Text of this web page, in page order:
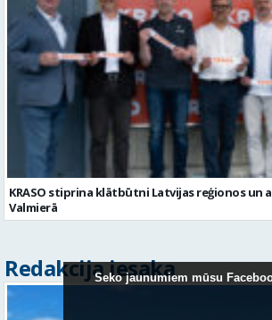
KRASO stiprina klātbūtni Latvijas reģionos un
Valmierā
Redakcija iesaka
Seko jaunumiem mūsu